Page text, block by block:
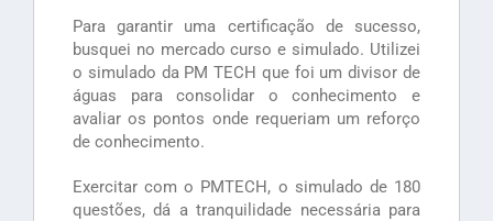
Para garantir uma certificação de sucesso,
busquei no mercado curso e simulado. Utilizei
o simulado da PM TECH que foi um divisor de
águas para consolidar o conhecimento e
avaliar os pontos onde requeriam um reforço
de conhecimento.
Exercitar com o PMTECH, o simulado de 180
questões, dá a tranquilidade necessária para